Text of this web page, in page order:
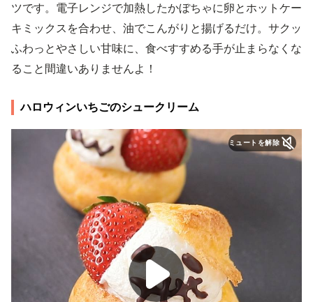
ツです。電子レンジで加熱したかぼちゃに卵とホットケー
キミックスを合わせ、油でこんがりと揚げるだけ。サクッ
ふわっとやさしい甘味に、食べすすめる手が止まらなくな
ること間違いありませんよ！
ハロウィンいちごのシュークリーム
ミュートを解除